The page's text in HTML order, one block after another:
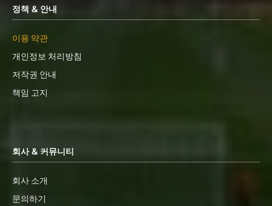
정책 & 안내
이용 약관
개인정보 처리방침
저작권 안내
책임 고지
회사 & 커뮤니티
회사 소개
문의하기